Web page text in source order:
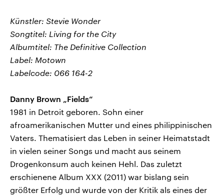
Künstler: Stevie Wonder
Songtitel: Living for the City
Albumtitel: The Definitive Collection
Label: Motown
Labelcode: 066 164-2
Danny Brown „Fields“
1981 in Detroit geboren. Sohn einer
afroamerikanischen Mutter und eines philippinischen
Vaters. Thematisiert das Leben in seiner Heimatstadt
in vielen seiner Songs und macht aus seinem
Drogenkonsum auch keinen Hehl. Das zuletzt
erschienene Album XXX (2011) war bislang sein
größter Erfolg und wurde von der Kritik als eines der